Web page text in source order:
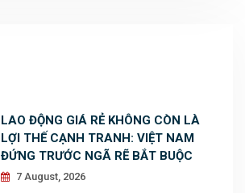
LAO ĐỘNG GIÁ RẺ KHÔNG CÒN LÀ
LỢI THẾ CẠNH TRANH: VIỆT NAM
ĐỨNG TRƯỚC NGÃ RẼ BẮT BUỘC
7 August, 2026